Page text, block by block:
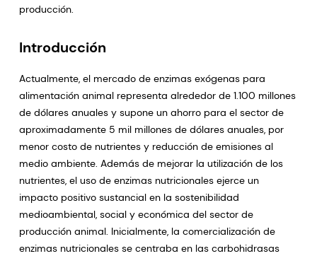
producción.
Introducción
Actualmente, el mercado de enzimas exógenas para
alimentación animal representa alrededor de 1.100 millones
de dólares anuales y supone un ahorro para el sector de
aproximadamente 5 mil millones de dólares anuales, por
menor costo de nutrientes y reducción de emisiones al
medio ambiente. Además de mejorar la utilización de los
nutrientes, el uso de enzimas nutricionales ejerce un
impacto positivo sustancial en la sostenibilidad
medioambiental, social y económica del sector de
producción animal. Inicialmente, la comercialización de
enzimas nutricionales se centraba en las carbohidrasas